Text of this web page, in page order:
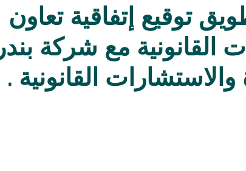
توقيع إتفاقية تعاون
مع شركة بندر
القانونية .